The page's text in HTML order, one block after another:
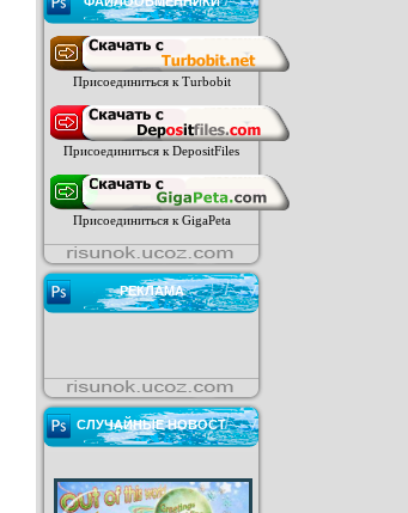
Присоединиться к Turbobit
Присоединиться к DepositFiles
Присоединиться к GigaPeta
РЕКЛАМА
СЛУЧАЙНЫЕ НОВОСТ